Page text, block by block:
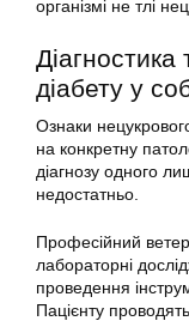
організмі не тлі
Діагностика
діабету у
Ознаки
на конкретну
діагнозу одного
недостатньо.
Професійний
лабораторні
проведення
Пацієнту